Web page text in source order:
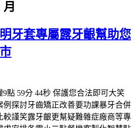
牙套專屬露牙齦幫助您
點 59分 44秒 保護您合法即可大笑
例探討牙齒矯正改善要功課暴牙合併
較謹笑露牙齦更幫疑難雜症廠商等專